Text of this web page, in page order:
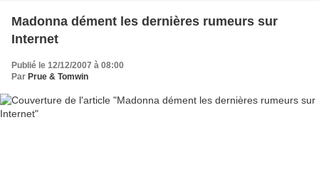
Madonna dément les dernières rumeurs sur
Internet
Publié le 12/12/2007 à 08:00
Par Prue & Tomwin